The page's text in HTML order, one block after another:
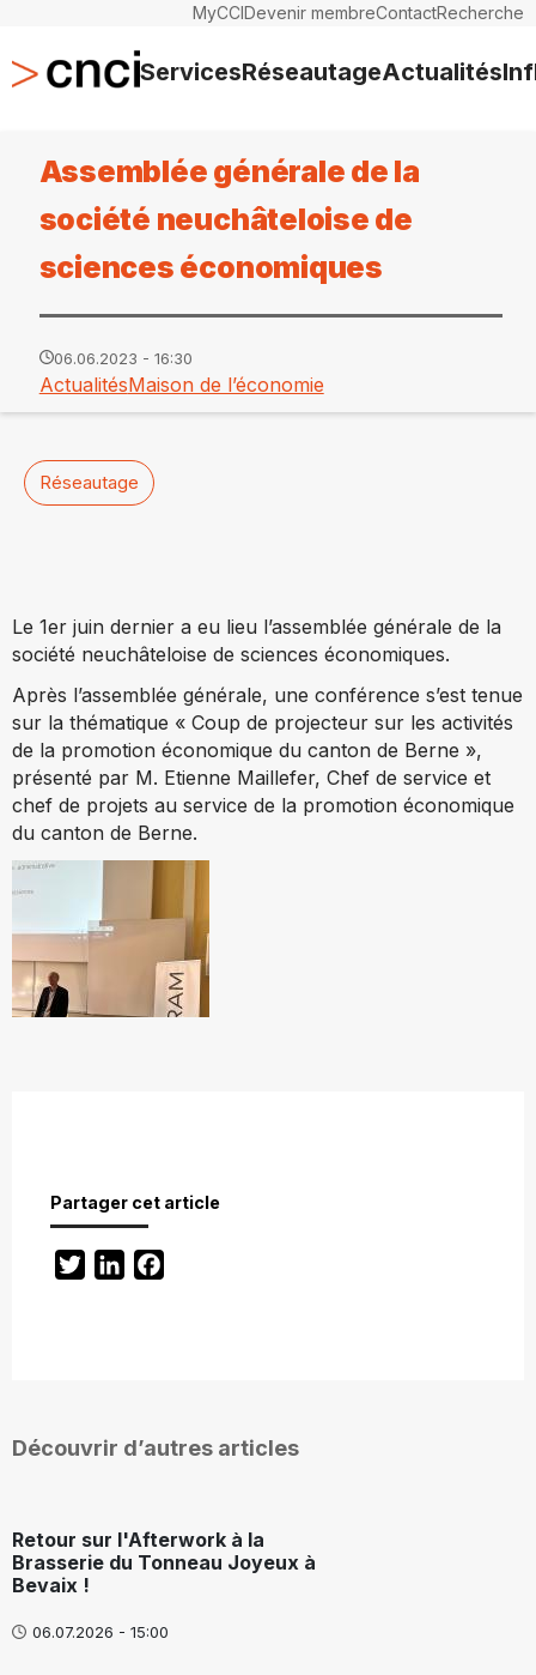
MyCCIDevenir membreContactRecherche
ServicesRéseautageActualités
Assemblée générale de la
société neuchâteloise de
sciences économiques
06.06.2023 - 16:30
ActualitésMaison de l’économie
Réseautage
Le 1er juin dernier a eu lieu l’assemblée générale de la
société neuchâteloise de sciences économiques.
Après l’assemblée générale, une conférence s’est tenue
sur la thématique « Coup de projecteur sur les activités
de la promotion économique du canton de Berne »,
présenté par M. Etienne Maillefer, Chef de service et
chef de projets au service de la promotion économique
du canton de Berne.
Partager cet article
TwitterLinkedIn
Découvrir d’autres articles
Retour sur l'Afterwork à la
Brasserie du Tonneau Joyeux à
Bevaix !
06.07.2026 - 15:00